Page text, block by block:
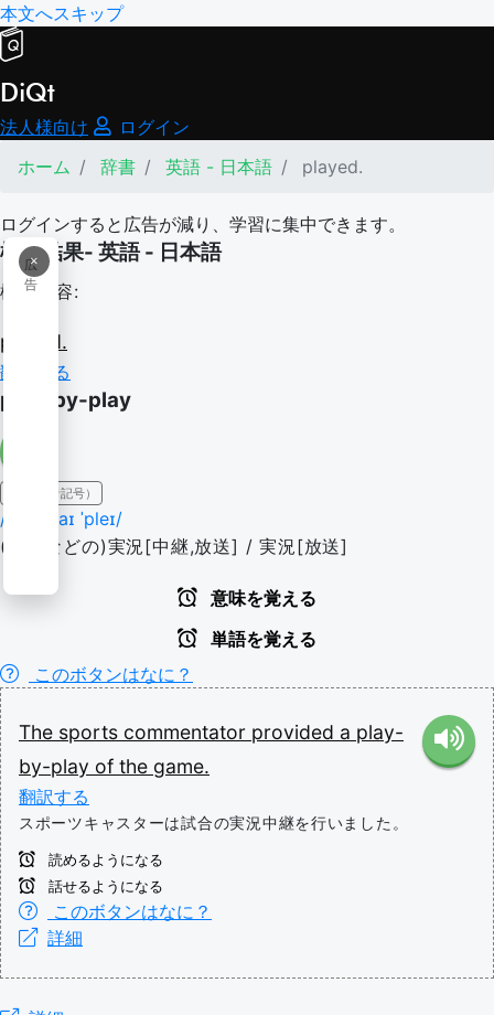
本文へスキップ
DiQt
法人様向け
ログイン
ホーム
辞書 英語 - 日本語 played.
ログインすると広告が減り、学習に集中できます。
×
広
告
検索結果- 英語 - 日本語
検索内容:
played.
翻訳する
play-by-play
IPA（発音記号）
/ˌpleɪ baɪ ˈpleɪ/
(試合などの)実況[中継,放送] / 実況[放送]
意味を覚える
単語を覚える
このボタンはなに？
The sports commentator provided a play-
by-play of the game.
翻訳する
スポーツキャスターは試合の実況中継を行いました。
読めるようになる
話せるようになる
このボタンはなに？
詳細